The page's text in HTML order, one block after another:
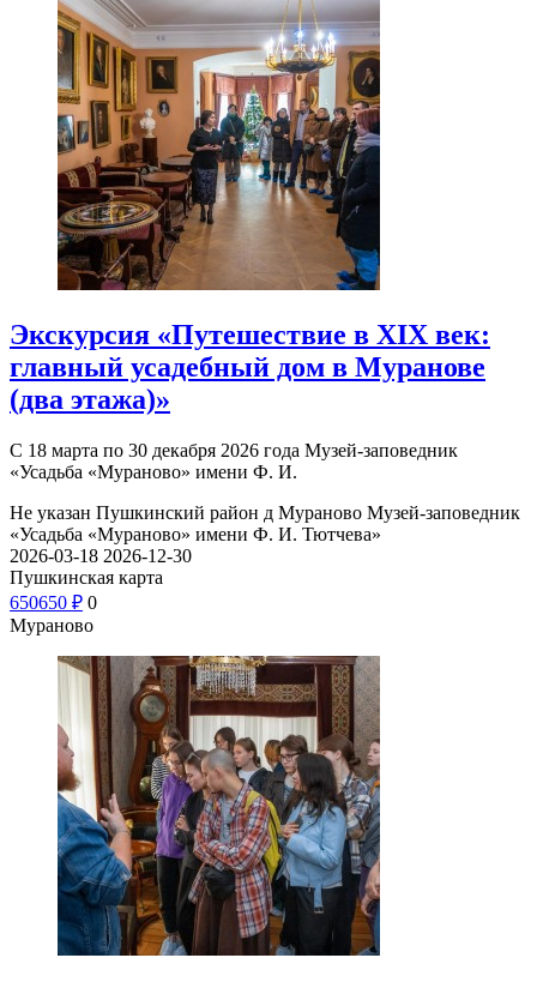
Экскурсия «Путешествие в XIX век:
главный усадебный дом в Муранове
(два этажа)»
С 18 марта по 30 декабря 2026 года Музей-заповедник
«Усадьба «Мураново» имени Ф. И.
Не указан Пушкинский район д Мураново Музей-заповедник
«Усадьба «Мураново» имени Ф. И. Тютчева»
2026-03-18 2026-12-30
Пушкинская карта
650650 ₽ 0
Мураново